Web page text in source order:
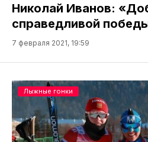
Николай Иванов:
справедливой
7 февраля 2021, 19:59
Лыжные гонки